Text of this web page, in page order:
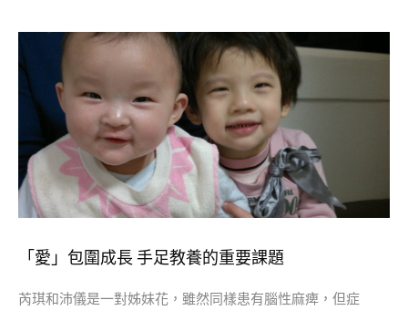
​「愛」包圍成長 手足教養的重要課題
芮琪和沛儀是一對姊妹花，雖然同樣患有腦性麻痺，但症